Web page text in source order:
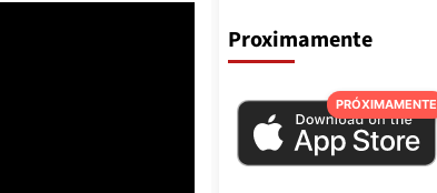
Proximamente
PRÓXIMAMENTE